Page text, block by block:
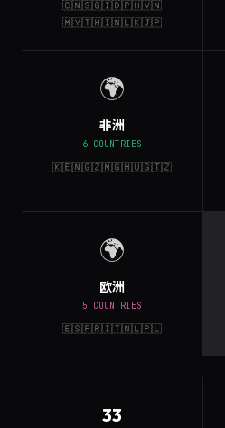
🇨🇳🇸🇬🇮🇩🇵🇭🇻🇳
🇲🇾🇹🇭🇮🇳🇱🇰🇯🇵
🌍
非洲
6 COUNTRIES
🇰🇪🇳🇬🇿🇲🇬🇭🇺🇬🇹🇿
🌍
欧洲
5 COUNTRIES
🇪🇸🇫🇷🇮🇹🇳🇱🇵🇱
33